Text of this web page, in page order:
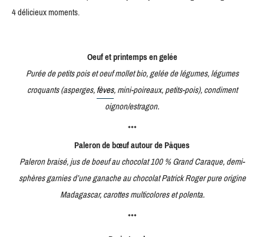
4 délicieux moments.
Oeuf et printemps en gelée
Purée de petits pois et oeuf mollet bio, gelée de légumes, légumes
croquants (asperges,fèves, mini-poireaux, petits-pois), condiment
oignon/estragon.
***
Paleron de bœuf autour de Pâques
Paleron braisé, jus de boeuf au chocolat 100 % Grand Caraque, demi-
sphères garnies d’une ganache au chocolat Patrick Roger pure origine
Madagascar, carottes multicolores et polenta.
***